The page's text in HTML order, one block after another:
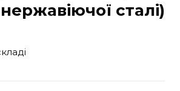
сталі)